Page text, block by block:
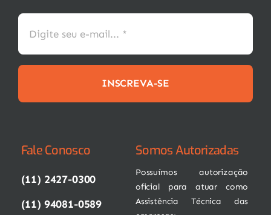
INSCREVA-SE
Fale Conosco
(11) 2427-0300
(11) 94081-0589
Somos Autorizadas
Possuímos autorização
oficial para atuar como
Assistência Técnica das